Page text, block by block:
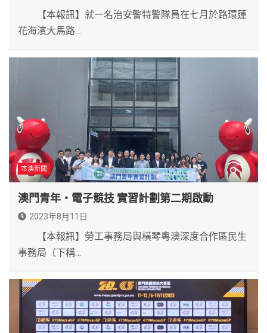
【本報訊】就一名治安警特警隊員在七月於路環蓮
花海濱大馬路…
本澳新聞
澳門青年‧電子競技 實習計劃第二期啟動
2023年8月11日
【本報訊】勞工事務局與橫琴粵澳深度合作區民生
事務局（下稱…